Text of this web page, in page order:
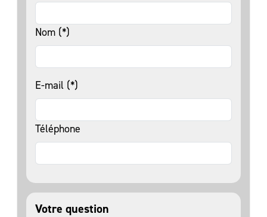
Nom (*)
E-mail (*)
Téléphone
Votre question